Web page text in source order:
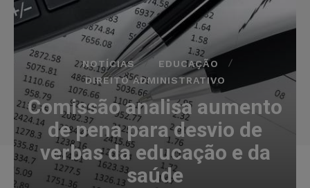
NOTÍCIAS
EDUCAÇÃO
DIREITO ADMINISTRATIVO
Comissão analisa aumento
de pena para desvio de
verbas da educação e da
saúde